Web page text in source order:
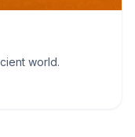
world.